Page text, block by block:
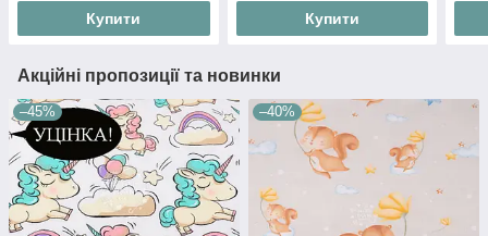
Купити Купити
Акційні пропозиції та новинки
–45% –40%